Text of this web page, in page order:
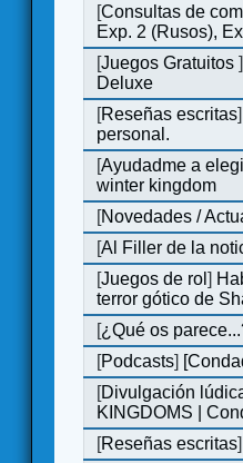
[Consultas de
Exp. 2 (Rusos),
[Juegos Gratuitos]
Deluxe
[Reseñas escritas]
personal.
[Ayudadme a
winter kingdom
[Novedades /
[Al Filler de la
[Juegos de rol]
terror gótico de
[¿Qué os
[Podcasts]
[Divulgación
KINGDOMS |
[Reseñas escritas